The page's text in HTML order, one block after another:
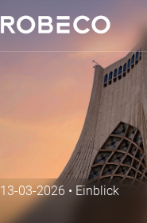
13-03-2026 • Einblick